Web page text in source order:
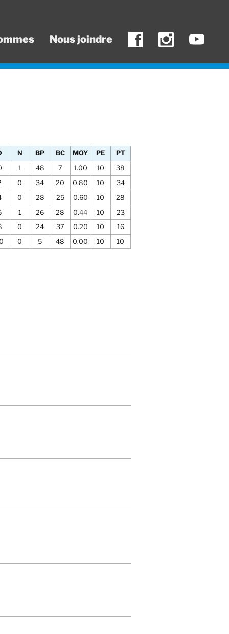
Nous joindre
N BP BC MOY PE
PT
1 48 7 1.00 10
38
0 34 20 0.80 10
34
0 28 25 0.60 10
28
1 26 28 0.44 10
23
0 24 37 0.20 10
16
0 5 48 0.00 10 10